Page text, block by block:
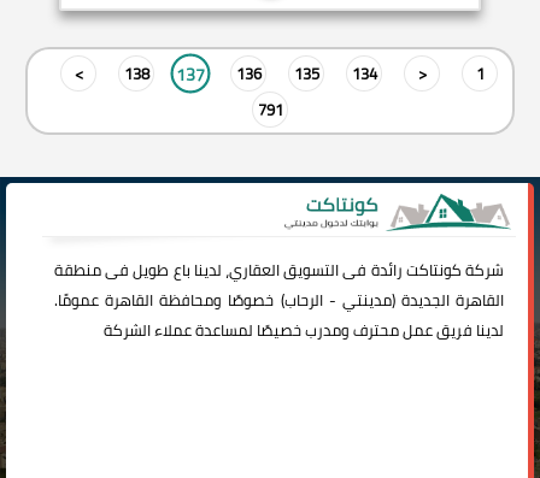
1
<
134
135
136
137
138
>
791
شركةكونتاكترائدة فى التسويق العقاري، لدينا باع طويل فى منطقة
القاهرة الجديدة (مدينتي -الرحاب) خصوصًا ومحافظة القاهرة عمومًا.
لدينا فريق عمل محترف ومدرب خصيصًا لمساعدة عملاء الشركة